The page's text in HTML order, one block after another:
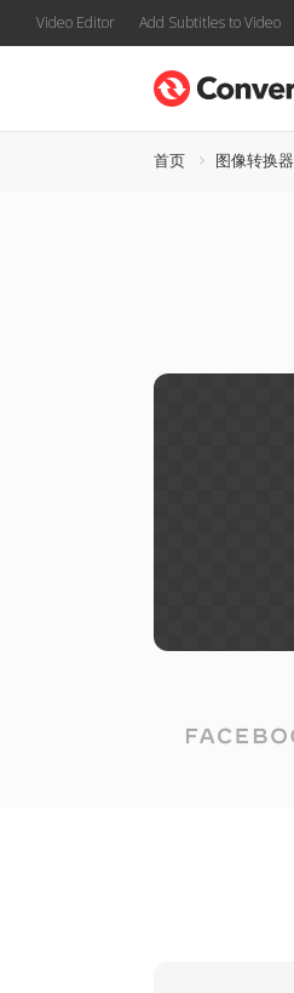
Video Editor Add Subtitles to Video
首页 图像转换器